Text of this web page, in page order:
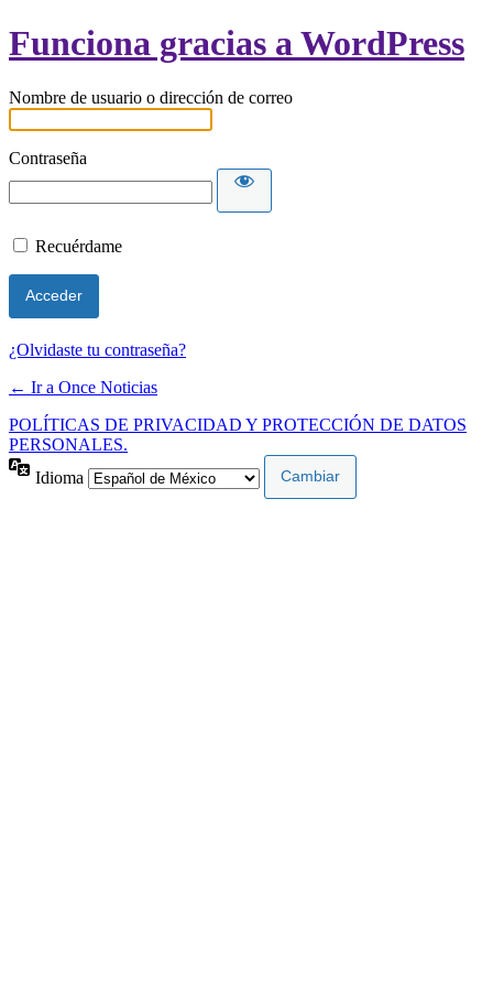
Funciona gracias a WordPress
Nombre de usuario o dirección de correo
Contraseña
Recuérdame
¿Olvidaste tu contraseña?
← Ir a Once Noticias
POLÍTICAS DE PRIVACIDAD Y PROTECCIÓN DE DATOS
PERSONALES.
Idioma